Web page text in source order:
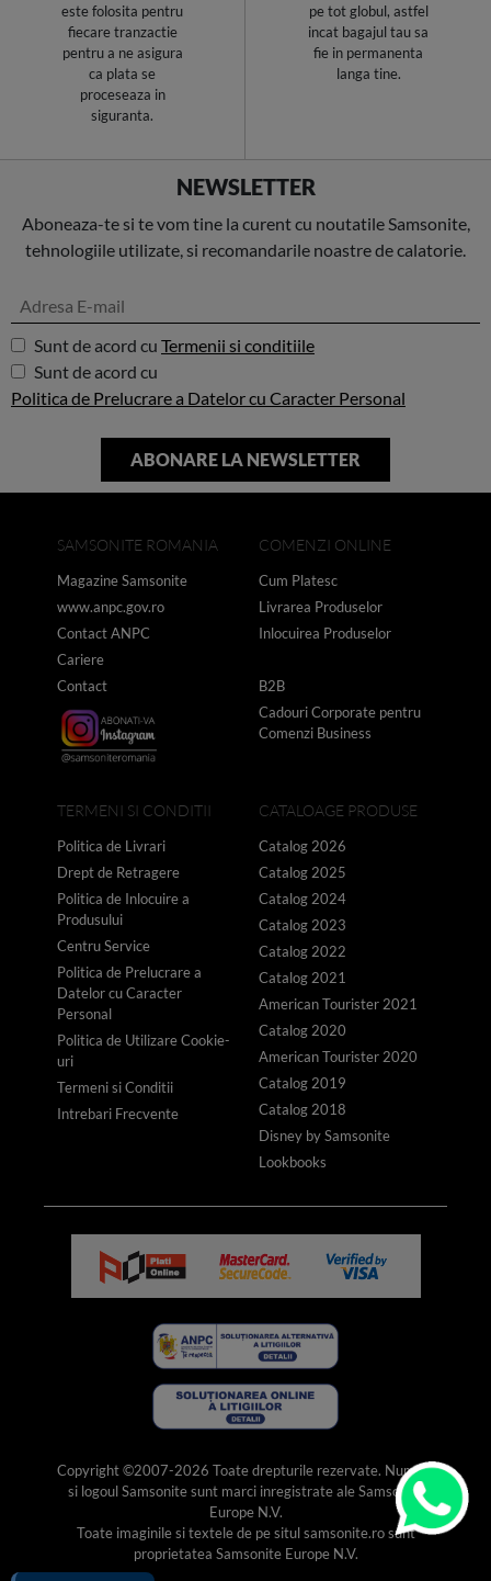
este folosita pentru
fiecare tranzactie
pentru a ne asigura
ca plata se
proceseaza in
siguranta.
pe tot globul, astfel
incat bagajul tau sa
fie in permanenta
langa tine.
NEWSLETTER
Aboneaza-te si te vom tine la curent cu noutatile Samsonite,
tehnologiile utilizate, si recomandarile noastre de calatorie.
Sunt de acord cu Termenii si conditiile
Sunt de acord cu
Politica de Prelucrare a Datelor cu Caracter Personal
SAMSONITE ROMANIA
Magazine Samsonite
www.anpc.gov.ro
Contact ANPC
Cariere
Contact
COMENZI ONLINE
Cum Platesc
Livrarea Produselor
Inlocuirea Produselor
B2B
Cadouri Corporate pentru
Comenzi Business
TERMENI SI CONDITII
Politica de Livrari
Drept de Retragere
Politica de Inlocuire a
Produsului
Centru Service
Politica de Prelucrare a
Datelor cu Caracter
Personal
Politica de Utilizare Cookie-
uri
Termeni si Conditii
Intrebari Frecvente
CATALOAGE PRODUSE
Catalog 2026
Catalog 2025
Catalog 2024
Catalog 2023
Catalog 2022
Catalog 2021
American Tourister 2021
Catalog 2020
American Tourister 2020
Catalog 2019
Catalog 2018
Disney by Samsonite
Lookbooks
Copyright ©2007-2026 Toate drepturile rezervate. Numele
si logoul Samsonite sunt marci inregistrate ale Samsonite
Europe N.V.
Toate imaginile si textele de pe situl samsonite.ro sunt
proprietatea Samsonite Europe N.V.